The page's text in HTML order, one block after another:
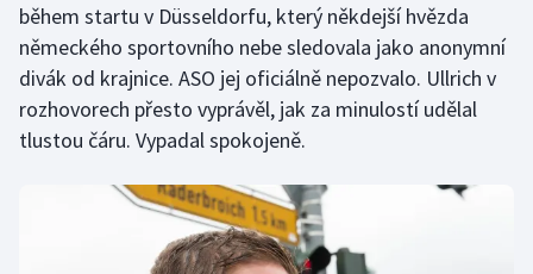
během startu v Düsseldorfu, který někdejší hvězda
německého sportovního nebe sledovala jako anonymní
divák od krajnice. ASO jej oficiálně nepozvalo. Ullrich v
rozhovorech přesto vyprávěl, jak za minulostí udělal
tlustou čáru. Vypadal spokojeně.